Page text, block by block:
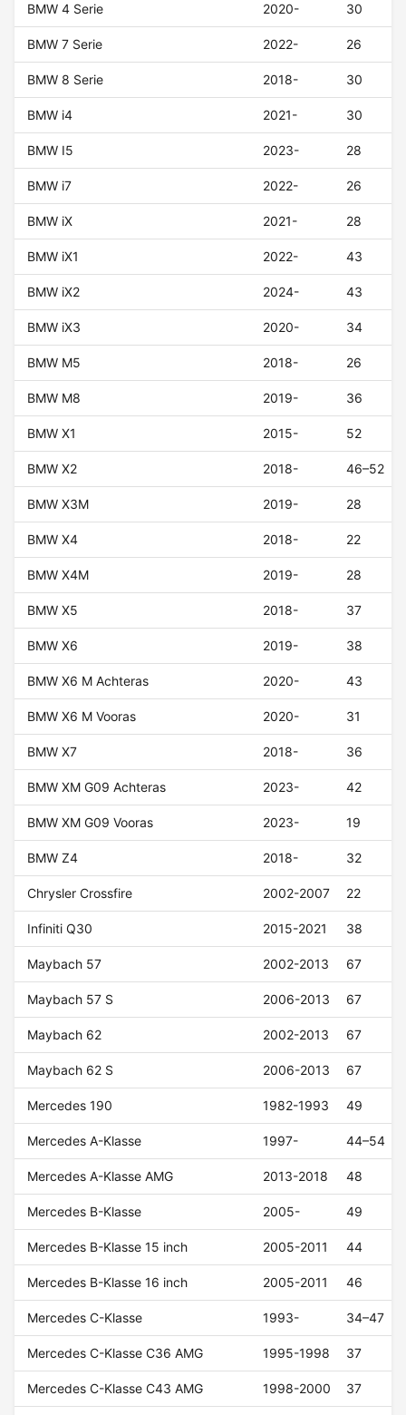
BMW 4 Serie 2020- 30
BMW 7 Serie 2022- 26
BMW 8 Serie 2018- 30
BMW i4 2021- 30
BMW I5 2023- 28
BMW i7 2022- 26
BMW iX 2021- 28
BMW iX1 2022- 43
BMW iX2 2024- 43
BMW iX3 2020- 34
BMW M5 2018- 26
BMW M8 2019- 36
BMW X1 2015- 52
BMW X2 2018- 46–52
BMW X3M 2019- 28
BMW X4 2018- 22
BMW X4M 2019- 28
BMW X5 2018- 37
BMW X6 2019- 38
BMW X6 M Achteras 2020- 43
BMW X6 M Vooras 2020- 31
BMW X7 2018- 36
BMW XM G09 Achteras 2023- 42
BMW XM G09 Vooras 2023- 19
BMW Z4 2018- 32
Chrysler Crossfire 2002-2007 22
Infiniti Q30 2015-2021 38
Maybach 57 2002-2013 67
Maybach 57 S 2006-2013 67
Maybach 62 2002-2013 67
Maybach 62 S 2006-2013 67
Mercedes 190 1982-1993 49
Mercedes A-Klasse 1997- 44–54
Mercedes A-Klasse AMG 2013-2018 48
Mercedes B-Klasse 2005- 49
Mercedes B-Klasse 15 inch 2005-2011 44
Mercedes B-Klasse 16 inch 2005-2011 46
Mercedes C-Klasse 1993- 34–47
Mercedes C-Klasse C36 AMG 1995-1998 37
Mercedes C-Klasse C43 AMG 1998-2000 37